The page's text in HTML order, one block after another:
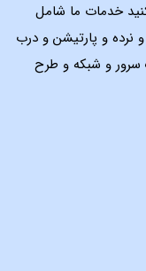
خدمات ما شامل
و پارتیشن و درب
سرور و شبکه و طرح